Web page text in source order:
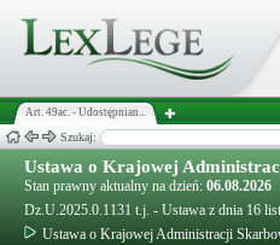
Art. 49ac. - Udostępnian...
Szukaj:
Ustawa o Krajowej
Stan prawny aktualny na dzień: 06.08.2026
Dz.U.2025.0.1131 t.j. - Ustawa z dnia 16
Ustawa o Krajowej Administracji